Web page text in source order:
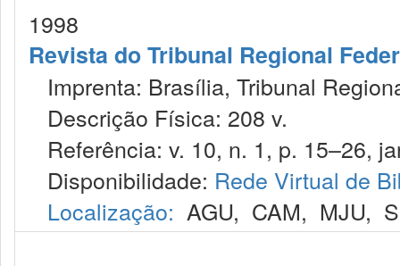
1998
Revista do Tribunal Regional
Imprenta: Brasília, Tribunal
Descrição Física: 208 v.
Referência: v. 10, n. 1, p. 15–26,
Disponibilidade: Rede Virtual de
Localização: AGU, CAM, MJU,